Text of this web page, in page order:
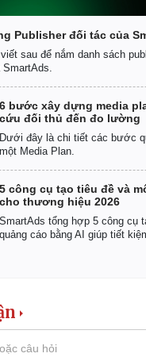
Thị trường
Giá vàng
Publisher đối tác của
sau để nắm danh sách
SmartAds.
6 bước xây dựng media
cứu đối thủ đến đo lường
Dưới đây là chi tiết các bước
một Media Plan.
5 công cụ tạo tiêu đề và
cho thương hiệu 2026
SmartAds tổng hợp 5 công cụ
quảng cáo bằng AI giúp tiết